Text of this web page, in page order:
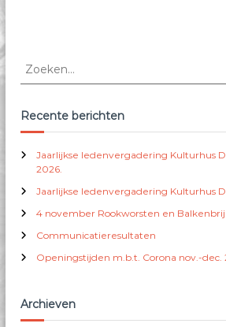
Z
k
e
n
a
r
:
Recente berichten
Jaarlijkse ledenvergadering Kulturhus
2026.
Jaarlijkse ledenvergadering Kulturhus
4 november Rookworsten en
Communicatieresultaten
Openingstijden m.b.t. Corona nov.-dec.
Archieven